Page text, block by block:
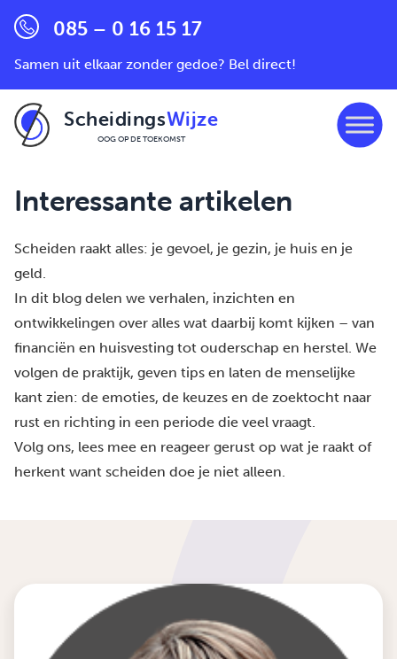
085 – 0 16 15 17
Samen uit elkaar zonder gedoe? Bel direct!
ScheidingsWijze
OOG OP DE TOEKOMST
Interessante artikelen
Scheiden raakt alles: je gevoel, je gezin, je huis en je
geld.
In dit blog delen we verhalen, inzichten en
ontwikkelingen over alles wat daarbij komt kijken – van
financiën en huisvesting tot ouderschap en herstel. We
volgen de praktijk, geven tips en laten de menselijke
kant zien: de emoties, de keuzes en de zoektocht naar
rust en richting in een periode die veel vraagt.
Volg ons, lees mee en reageer gerust op wat je raakt of
herkent want scheiden doe je niet alleen.